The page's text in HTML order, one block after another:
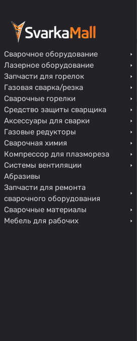
Сварочное оборудование
Лазерное оборудование
Запчасти для горелок
Газовая сварка/резка
Сварочные горелки
Средство защиты сварщика
Аксессуары для сварки
Газовые редукторы
Сварочная химия
Компрессор для плазмореза
Системы вентиляции
Абразивы
Запчасти для ремонта
сварочного оборудования
Сварочные материалы
Мебель для рабочих